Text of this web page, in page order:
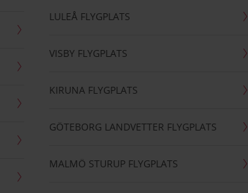
LULEÅ FLYGPLATS
VISBY FLYGPLATS
KIRUNA FLYGPLATS
GÖTEBORG LANDVETTER FLYGPLATS
MALMÖ STURUP FLYGPLATS